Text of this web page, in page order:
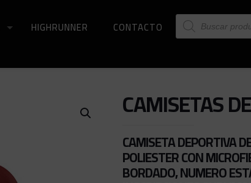
HIGHRUNNER CONTACTO Búsqueda
de
productos
CAMISETAS
CAMISETA DEPORTIVA
POLIESTER CON
BORDADO, NUMERO